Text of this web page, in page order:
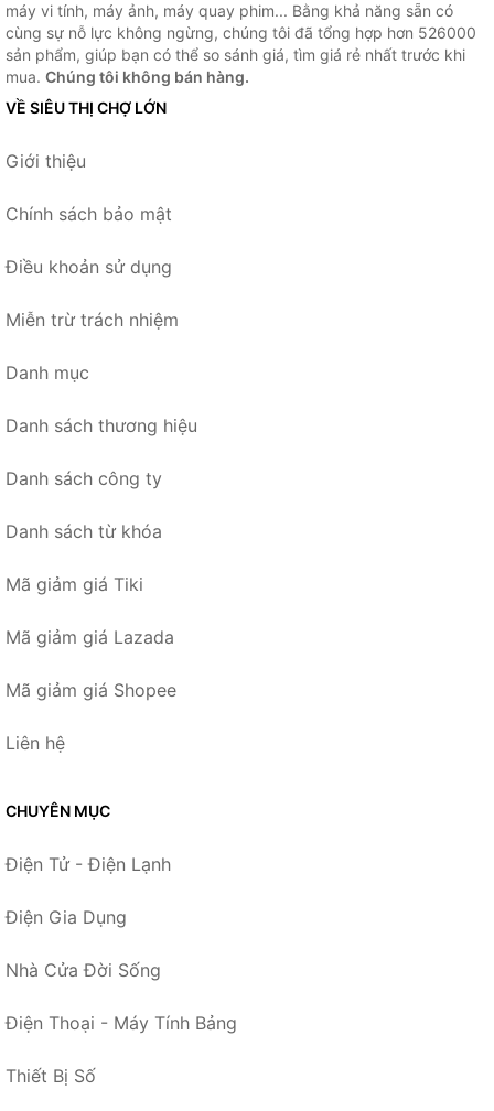
máy vi tính, máy ảnh, máy quay phim... Bằng khả năng sẵn có
cùng sự nỗ lực không ngừng, chúng tôi đã tổng hợp hơn 526000
sản phẩm, giúp bạn có thể so sánh giá, tìm giá rẻ nhất trước khi
mua. Chúng tôi không bán hàng.
VỀ SIÊU THỊ CHỢ LỚN
Giới thiệu
Chính sách bảo mật
Điều khoản sử dụng
Miễn trừ trách nhiệm
Danh mục
Danh sách thương hiệu
Danh sách công ty
Danh sách từ khóa
Mã giảm giá Tiki
Mã giảm giá Lazada
Mã giảm giá Shopee
Liên hệ
CHUYÊN MỤC
Điện Tử - Điện Lạnh
Điện Gia Dụng
Nhà Cửa Đời Sống
Điện Thoại - Máy Tính Bảng
Thiết Bị Số